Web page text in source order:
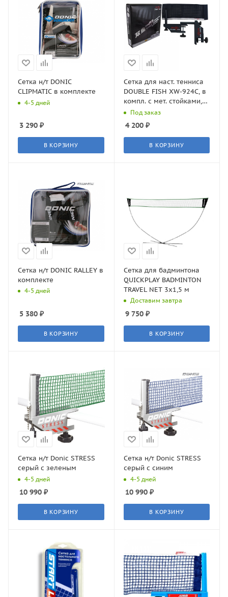
Сетка н/т DONIC
CLIPMATIC в комплекте
4-5 дней
3 290 ₽
В КОРЗИНУ
Сетка для наст. тенниса
DOUBLE FISH XW-924C, в
компл. с мет. стойками,
измерит. высоты, черная
Под заказ
4 200₽
В КОРЗИНУ
Сетка н/т DONIC RALLEY в
комплекте
4-5 дней
5 380 ₽
В КОРЗИНУ
Сетка для бадминтона
QUICKPLAY BADMINTON
TRAVEL NET 3x1,5 м
Доставим завтра
9 750₽
В КОРЗИНУ
Сетка н/т Donic STRESS
серый с зеленым
4-5 дней
10 990 ₽
В КОРЗИНУ
Сетка н/т Donic STRESS
серый с синим
4-5 дней
10 990₽
В КОРЗИНУ